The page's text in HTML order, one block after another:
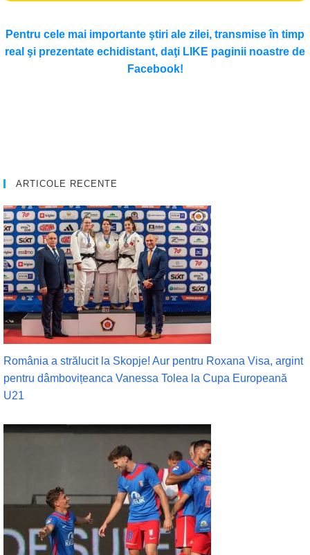
Pentru cele mai importante ştiri ale zilei, transmise în timp
real şi prezentate echidistant, daţi LIKE paginii noastre de
Facebook!
ARTICOLE RECENTE
România a strălucit la Skopje! Aur pentru Roxana Visa, argint
pentru dâmbovițeanca Vanessa Tolea la Cupa Europeană
U21